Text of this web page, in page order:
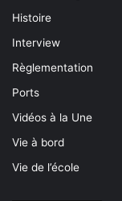
Histoire
Interview
Règlementation
Ports
Vidéos à la Une
Vie à bord
Vie de l’école